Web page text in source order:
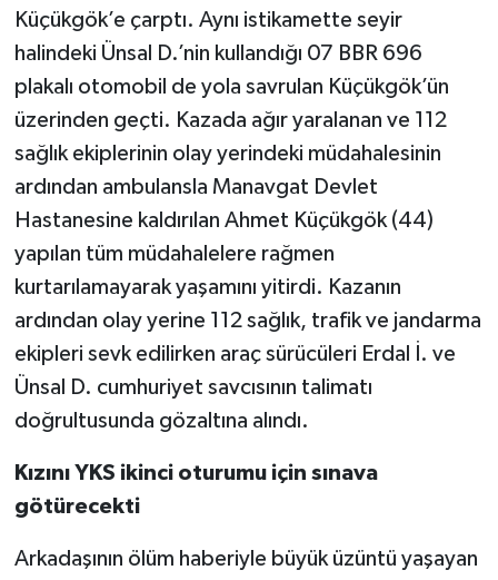
Küçükgök’e çarptı. Aynı istikamette seyir
halindeki Ünsal D.’nin kullandığı 07 BBR 696
plakalı otomobil de yola savrulan Küçükgök’ün
üzerinden geçti. Kazada ağır yaralanan ve 112
sağlık ekiplerinin olay yerindeki müdahalesinin
ardından ambulansla Manavgat Devlet
Hastanesine kaldırılan Ahmet Küçükgök (44)
yapılan tüm müdahalelere rağmen
kurtarılamayarak yaşamını yitirdi. Kazanın
ardından olay yerine 112 sağlık, trafik ve jandarma
ekipleri sevk edilirken araç sürücüleri Erdal İ. ve
Ünsal D. cumhuriyet savcısının talimatı
doğrultusunda gözaltına alındı.
Kızını YKS ikinci oturumu için sınava
götürecekti
Arkadaşının ölüm haberiyle büyük üzüntü yaşayan